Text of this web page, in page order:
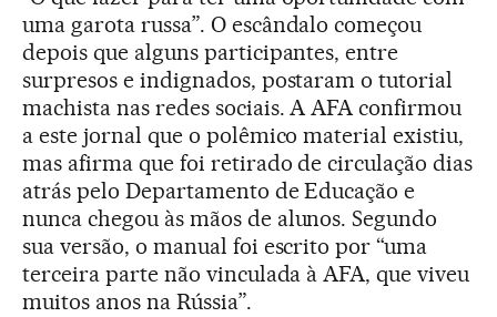
uma garota russa”. O escândalo começou
depois que alguns participantes, entre
surpresos e indignados, postaram o tutorial
machista nas redes sociais. A AFA confirmou
a este jornal que o polêmico material existiu,
mas afirma que foi retirado de circulação dias
atrás pelo Departamento de Educação e
nunca chegou às mãos de alunos. Segundo
sua versão, o manual foi escrito por “uma
terceira parte não vinculada à AFA, que viveu
muitos anos na Rússia”.